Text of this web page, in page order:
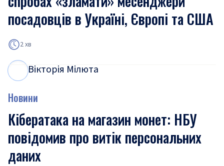
посадовців в Україні, Європі та США
2 хв
Вікторія Мілюта
Новини
Кібератака на магазин монет: НБУ
повідомив про витік персональних
даних